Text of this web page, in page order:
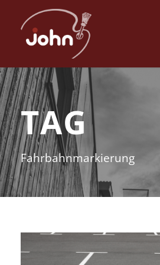
TAG
Fahrbahnmarkierung